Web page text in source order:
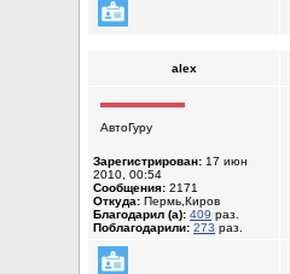
alex
АвтоГуру
Зарегистрирован: 17 июн
2010, 00:54
Сообщения: 2171
Откуда: Пермь,Киров
Благодарил (а): 409 раз.
Поблагодарили: 273 раз.